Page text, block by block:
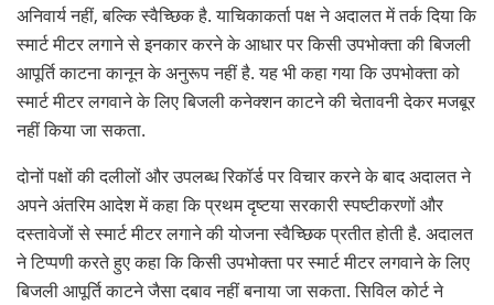
अनिवार्य नहीं, बल्कि स्वैच्छिक है. याचिकाकर्ता पक्ष ने अदालत में तर्क दिया कि
स्मार्ट मीटर लगाने से इनकार करने के आधार पर किसी उपभोक्ता की बिजली
आपूर्ति काटना कानून के अनुरूप नहीं है. यह भी कहा गया कि उपभोक्ता को
स्मार्ट मीटर लगवाने के लिए बिजली कनेक्शन काटने की चेतावनी देकर मजबूर
नहीं किया जा सकता.
दोनों पक्षों की दलीलों और उपलब्ध रिकॉर्ड पर विचार करने के बाद अदालत ने
अपने अंतरिम आदेश में कहा कि प्रथम दृष्टया सरकारी स्पष्टीकरणों और
दस्तावेजों से स्मार्ट मीटर लगाने की योजना स्वैच्छिक प्रतीत होती है. अदालत
ने टिप्पणी करते हुए कहा कि किसी उपभोक्ता पर स्मार्ट मीटर लगवाने के लिए
बिजली आपूर्ति काटने जैसा दबाव नहीं बनाया जा सकता. सिविल कोर्ट ने